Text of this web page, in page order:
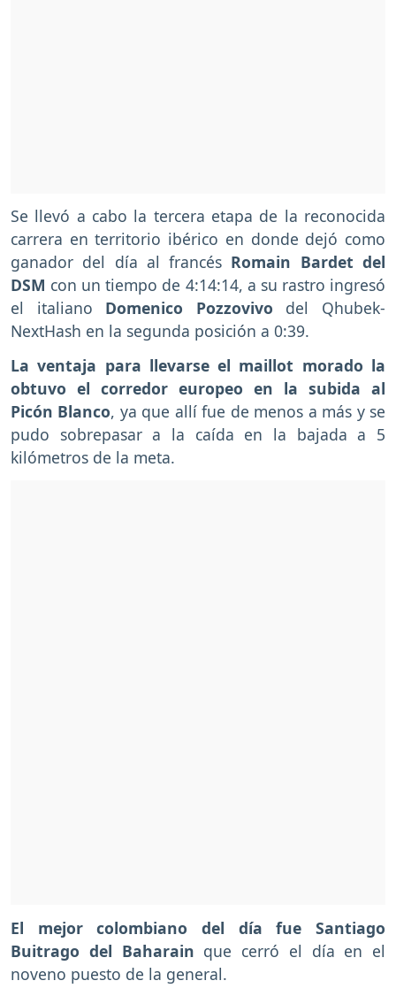
Se llevó a cabo la tercera etapa de la reconocida
carrera en territorio ibérico en donde dejó como
ganador del día al francés Romain Bardet del
DSM con un tiempo de 4:14:14, a su rastro ingresó
el italiano Domenico Pozzovivo del Qhubek-
NextHash en la segunda posición a 0:39.
La ventaja para llevarse el maillot morado la
obtuvo el corredor europeo en la subida al
Picón Blanco, ya que allí fue de menos a más y se
pudo sobrepasar a la caída en la bajada a 5
kilómetros de la meta.
El mejor colombiano del día fue Santiago
Buitrago del Baharain que cerró el día en el
noveno puesto de la general.